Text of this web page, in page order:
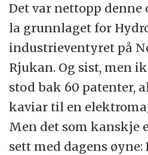
år nærmest latterliggjort
engelske
Birkeland blandet feil og
I dag viser
meget fremsynt.
er en viktig del av
mulig å bruke denne
fremstille kunstgjødsel.
Industrigründeren Sam
ideen. Oppfinnelsen la
Hydros industrieventyr
Rjukan.
Det var nettopp denne
la grunnlaget for
industrieventyret på
Rjukan. Og sist, men
stod bak 60 patenter,
kaviar til en
Men det som kanskje
sett med dagens